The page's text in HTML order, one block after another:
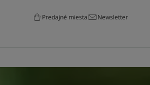
Predajné miesta Newsletter